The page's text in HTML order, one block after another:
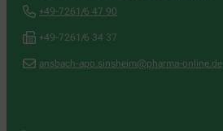
+49-7261/6 47 90
+49-7261/6 34 37
ansbach-apo.sinsheim@pharma-online.de